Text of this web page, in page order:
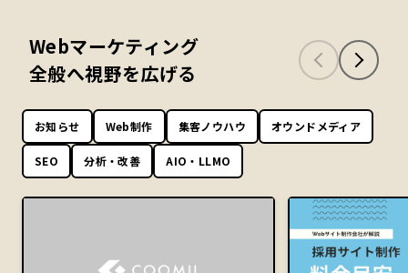
Webマーケティング
全般へ視野を広げる
お知らせ Web制作 集客ノウハウ オウンドメディア
SEO 分析・改善 AIO・LLMO